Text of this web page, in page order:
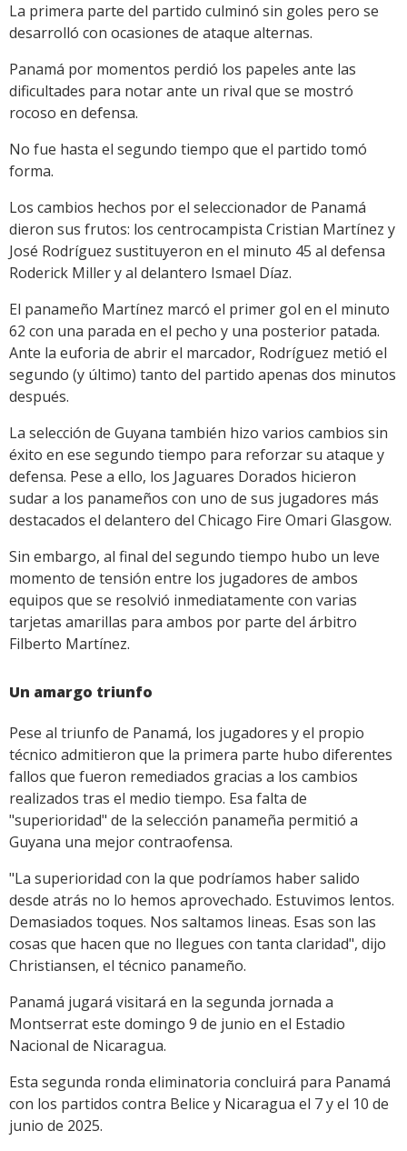
La primera parte del partido culminó sin goles pero se
desarrolló con ocasiones de ataque alternas.
Panamá por momentos perdió los papeles ante las
dificultades para notar ante un rival que se mostró
rocoso en defensa.
No fue hasta el segundo tiempo que el partido tomó
forma.
Los cambios hechos por el seleccionador de Panamá
dieron sus frutos: los centrocampista Cristian Martínez y
José Rodríguez sustituyeron en el minuto 45 al defensa
Roderick Miller y al delantero Ismael Díaz.
El panameño Martínez marcó el primer gol en el minuto
62 con una parada en el pecho y una posterior patada.
Ante la euforia de abrir el marcador, Rodríguez metió el
segundo (y último) tanto del partido apenas dos minutos
después.
La selección de Guyana también hizo varios cambios sin
éxito en ese segundo tiempo para reforzar su ataque y
defensa. Pese a ello, los Jaguares Dorados hicieron
sudar a los panameños con uno de sus jugadores más
destacados el delantero del Chicago Fire Omari Glasgow.
Sin embargo, al final del segundo tiempo hubo un leve
momento de tensión entre los jugadores de ambos
equipos que se resolvió inmediatamente con varias
tarjetas amarillas para ambos por parte del árbitro
Filberto Martínez.
Un amargo triunfo
Pese al triunfo de Panamá, los jugadores y el propio
técnico admitieron que la primera parte hubo diferentes
fallos que fueron remediados gracias a los cambios
realizados tras el medio tiempo. Esa falta de
"superioridad" de la selección panameña permitió a
Guyana una mejor contraofensa.
"La superioridad con la que podríamos haber salido
desde atrás no lo hemos aprovechado. Estuvimos lentos.
Demasiados toques. Nos saltamos lineas. Esas son las
cosas que hacen que no llegues con tanta claridad", dijo
Christiansen, el técnico panameño.
Panamá jugará visitará en la segunda jornada a
Montserrat este domingo 9 de junio en el Estadio
Nacional de Nicaragua.
Esta segunda ronda eliminatoria concluirá para Panamá
con los partidos contra Belice y Nicaragua el 7 y el 10 de
junio de 2025.